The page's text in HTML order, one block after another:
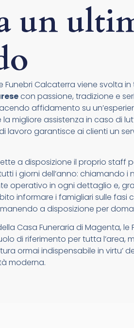
un
Funebri Calcaterra viene svolta
con passione, tradizione e
affidamento su
migliore assistenza in caso di
lavoro garantisce ai clienti un
a disposizione il proprio staff
i giorni dell’anno: chiamando i
operativo in ogni dettaglio e,
informare i famigliari sulle fasi
a disposizione per
Casa Funeraria di Magenta, le
di riferimento per tutta l’area,
ormai indispensabile in virtu’
moderna.